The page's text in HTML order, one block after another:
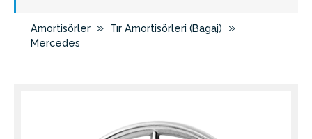
Amortisörler » Tır Amortisörleri (Bagaj) »
Mercedes